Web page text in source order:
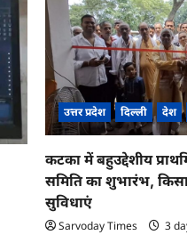
उत्तर प्रदेश दिल्ली देश
कटका में बहुउद्देशीय
समिति का शुभारंभ,
सुविधाएं
Sarvoday Times 3